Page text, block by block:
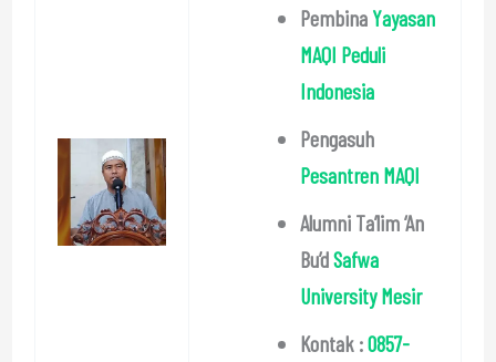
Pembina Yayasan
MAQI Peduli
Indonesia
Pengasuh
Pesantren MAQI
Alumni Ta’lim ‘An
Bu’dSafwa
University Mesir
Kontak :0857-